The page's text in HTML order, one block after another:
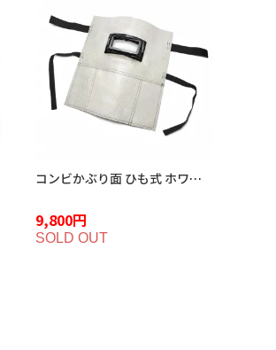
コンビかぶり面 ひも式 ホワイトクロコダイル ME-2WC
9,800円
SOLD OUT